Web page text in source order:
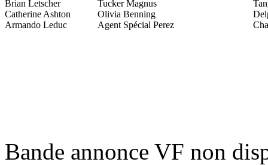
Brian Letscher
Tucker Magnus
Catherine Ashton
Olivia Benning
Armando Leduc
Agent Spécial Perez
Bande annonce VF non